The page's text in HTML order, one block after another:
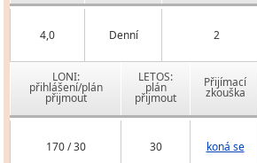
4,0 Denní 2
LONI:
přihlášení/plán
přijmout
LETOS:
plán
přijmout
Přijímací
zkouška
170 / 30 30 koná se